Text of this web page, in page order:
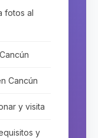
fotos al
Cancún
y visita
y